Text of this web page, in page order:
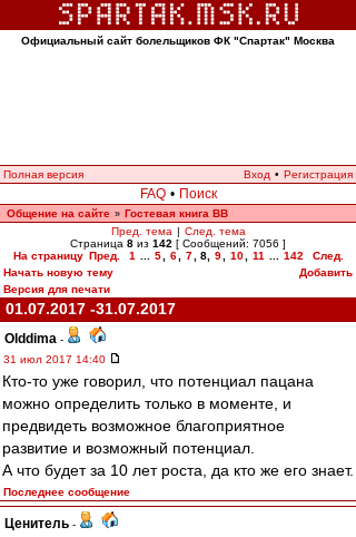
Официальный сайт болельщиков ФК "Спартак" Москва
Полная версия Вход • Регистрация
FAQ • Поиск
Общение на сайте » Гостевая книга ВВ
Пред. тема | След. тема
Страница 8 из 142 [ Сообщений: 7056 ]
На страницу Пред. 1 5 6 7 8, 9 10 11 142
След.
Начать новую тему
Добавить
Версия для печати
01.07.2017 -31.07.2017
Olddima -
31 июл 2017 14:40
Кто-то уже говорил, что потенциал пацана
можно определить только в моменте, и
предвидеть возможное благоприятное
развитие и возможный потенциал.
А что будет за 10 лет роста, да кто же его знает.
Последнее сообщение
Ценитель -